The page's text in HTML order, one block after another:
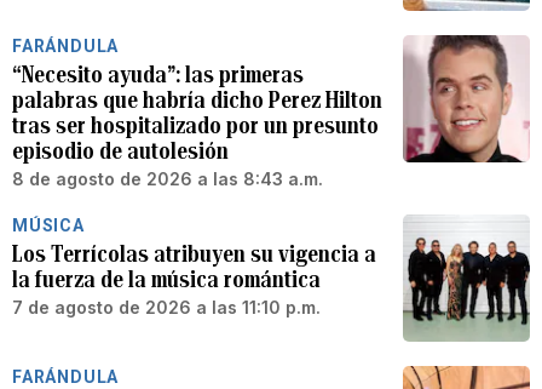
FARÁNDULA
“Necesito ayuda”: las primeras
palabras que habría dicho Perez Hilton
tras ser hospitalizado por un presunto
episodio de autolesión
8 de agosto de 2026 a las 8:43 a.m.
MÚSICA
Los Terrícolas atribuyen su vigencia a
la fuerza de la música romántica
7 de agosto de 2026 a las 11:10 p.m.
FARÁNDULA